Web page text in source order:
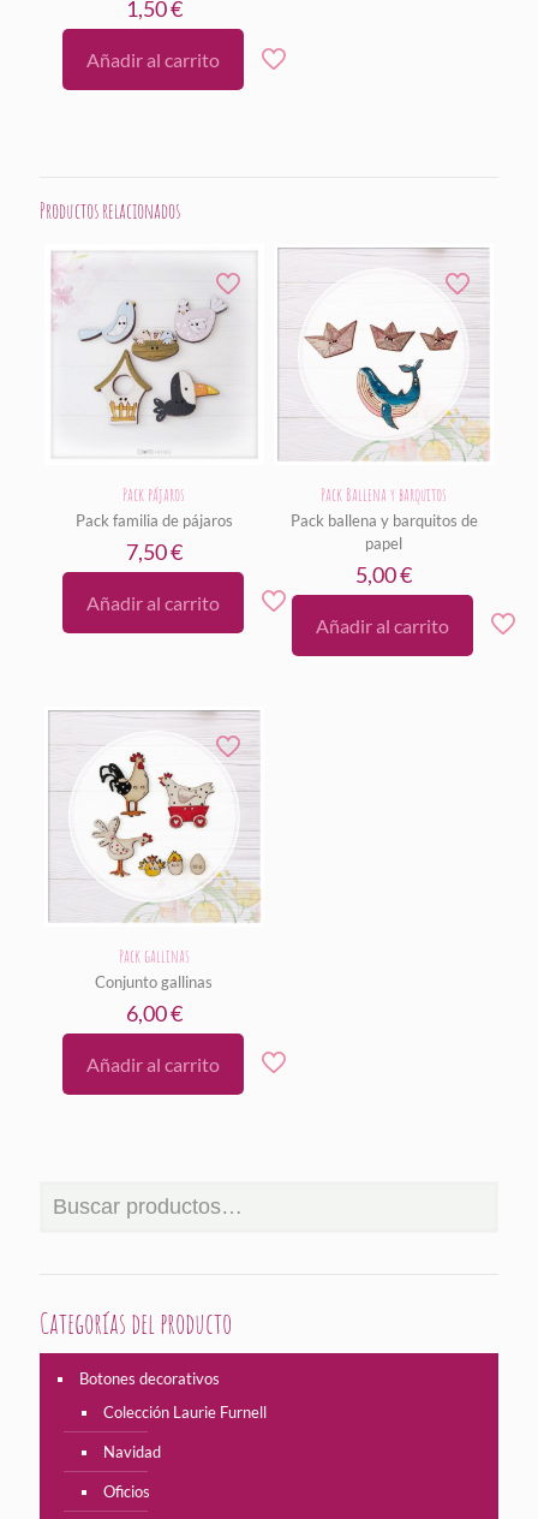
1,50€
Añadir al carrito
Productos relacionados
Pack pájaros
Pack familia de pájaros
7,50€
Añadir al carrito
Pack Ballena y barquitos
Pack ballena y barquitos de
papel
5,00€
Añadir al carrito
Pack gallinas
Conjunto gallinas
6,00€
Añadir al carrito
Categorías del producto
Botones decorativos
Colección Laurie Furnell
Navidad
Oficios